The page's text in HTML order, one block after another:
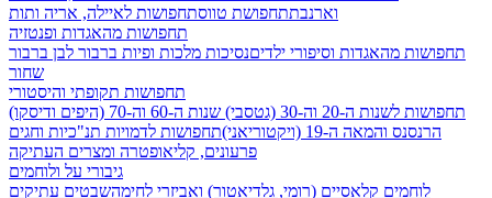
וארנבתתחפושת טווסתחפושות לאיילה, אריה ותות
תחפושות מהאגדות ופנטזיה
תחפושות מהאגדות וסיפורי ילדיםנסיכות מלכות ופיות ברבור לבן ברבור
שחור
תחפושות תקופתי והיסטורי
תחפושות לשנות ה-20 וה-30 (גטסבי)
שנות ה-60 וה-70 (היפים ודיסקו)
הרנסנס והמאה ה-19 (ויקטוריאני)
תחפושות לדמויות תנ"כיות וחגים
פרעונים, קליאופטרה ומצרים העתיקה
גיבורי על ולוחמים
לוחמים קלאסיים (רומי, גלדיאטור) ואביזרי לחימהשבטים עתיקים